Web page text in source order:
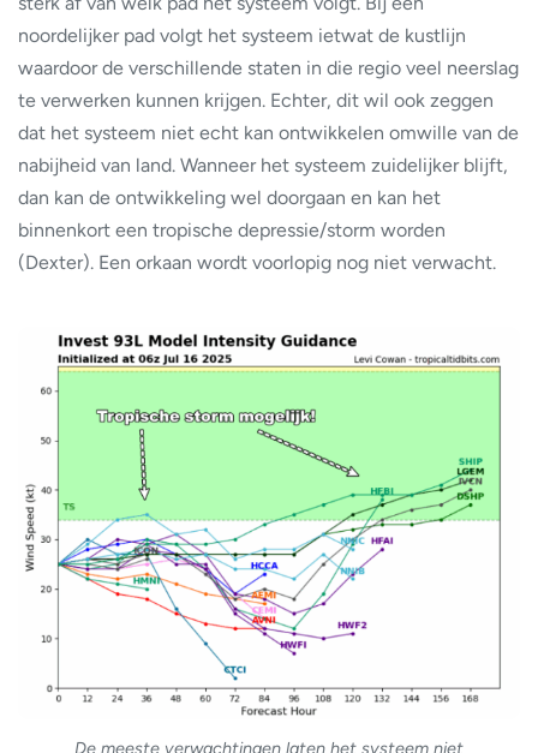
noordelijker pad volgt het systeem ietwat de kustlijn
waardoor de verschillende staten in die regio veel neerslag
te verwerken kunnen krijgen. Echter, dit wil ook zeggen
dat het systeem niet echt kan ontwikkelen omwille van de
nabijheid van land. Wanneer het systeem zuidelijker blijft,
dan kan de ontwikkeling wel doorgaan en kan het
binnenkort een tropische depressie/storm worden
(Dexter). Een orkaan wordt voorlopig nog niet verwacht.
De meeste verwachtingen laten het systeem niet